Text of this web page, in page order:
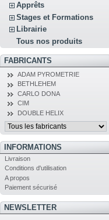
Apprêts
Stages et Formations
Librairie
Tous nos produits
FABRICANTS
ADAM PYROMETRIE
BETHLEHEM
CARLO DONA
CIM
DOUBLE HELIX
INFORMATIONS
Livraison
Conditions d'utilisation
A propos
Paiement sécurisé
NEWSLETTER